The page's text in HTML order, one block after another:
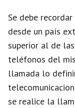
Se debe
desde un país
superior al de
teléfonos del
llamada lo
se realice la